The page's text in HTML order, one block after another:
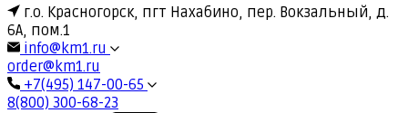
г.о. Красногорск, пгт Нахабино, пер. Вокзальный, д.
6А, пом.1
info@km1.ru
order@km1.ru
+7(495) 147-00-65
8(800) 300-68-23